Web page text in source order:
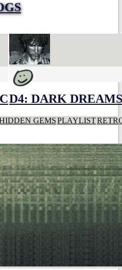
D4: DARK
GEMSPLAYLIST